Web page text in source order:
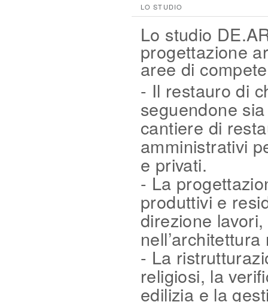
LO STUDIO
Lo studio
progettazione
aree di
- Il restauro di
seguendone
cantiere di
amministrativi
e privati.
- La
produttivi e
direzione
- La
religiosi, la
edilizia e la